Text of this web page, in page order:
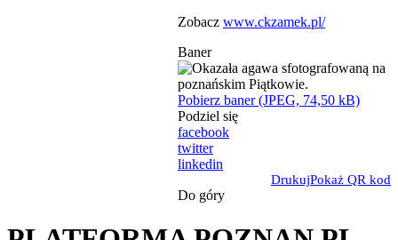
Zobacz www.ckzamek.pl/
Baner
Pobierz baner (JPEG, 74,50 kB)
Podziel się
facebook
twitter
linkedin
DrukujPokaż QR kod
Do góry